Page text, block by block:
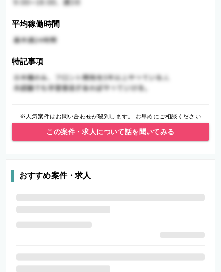
平均稼働時間
特記事項
※人気案件はお問い合わせが殺到します。 お早めにご相談ください
この案件・求人について話を聞いてみる
おすすめ案件・求人